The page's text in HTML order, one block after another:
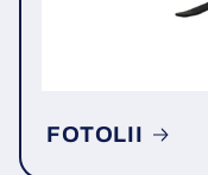
FOTOLII